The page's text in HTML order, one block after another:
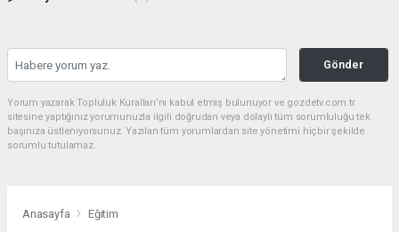
Gönder
Yorum yazarak Topluluk Kuralları’nı kabul etmiş bulunuyor ve gozdetv.com.tr
sitesine yaptığınız yorumunuzla ilgili doğrudan veya dolaylı tüm sorumluluğu tek
başınıza üstleniyorsunuz. Yazılan tüm yorumlardan site yönetimi hiçbir şekilde
sorumlu tutulamaz.
Anasayfa Eğitim